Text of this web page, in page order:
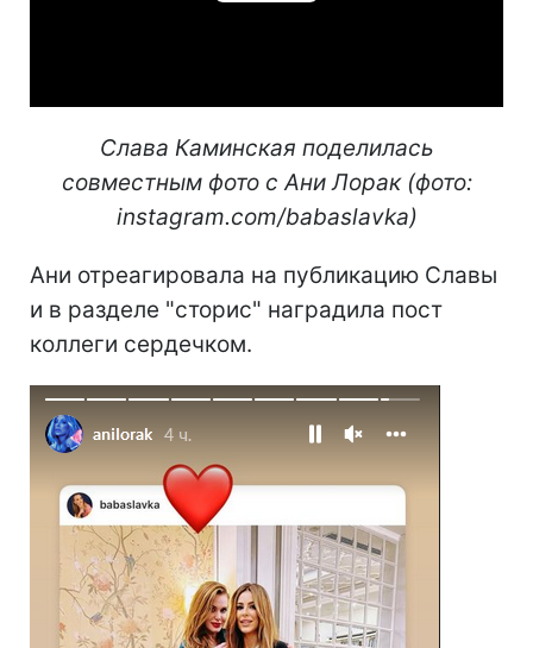
Слава Каминская поделилась
совместным фото с Ани Лорак (фото:
instagram.com/babaslavka)
Ани отреагировала на публикацию Славы
и в разделе "сторис" наградила пост
коллеги сердечком.